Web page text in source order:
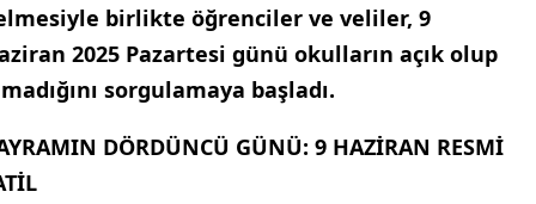
birlikte öğrenciler ve veliler, 9
2025 Pazartesi günü okulların açık olup
sorgulamaya başladı.
DÖRDÜNCÜ GÜNÜ: 9 HAZİRAN RESMİ